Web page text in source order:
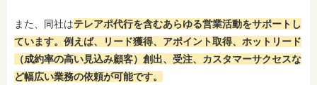
また、同社はテレアポ代行を含むあらゆる営業活動をサポートし
ています。例えば、リード獲得、アポイント取得、ホットリード
（成約率の高い見込み顧客）創出、受注、カスタマーサクセスな
ど幅広い業務の依頼が可能です。